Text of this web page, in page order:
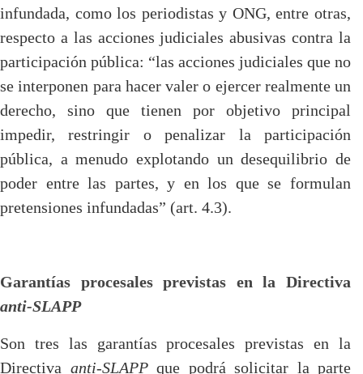
infundada, como los periodistas y ONG, entre otras,
respecto a las acciones judiciales abusivas contra la
participación pública: “las acciones judiciales que no
se interponen para hacer valer o ejercer realmente un
derecho, sino que tienen por objetivo principal
impedir, restringir o penalizar la participación
pública, a menudo explotando un desequilibrio de
poder entre las partes, y en los que se formulan
pretensiones infundadas” (art. 4.3).
Garantías procesales previstas en la Directiva
anti-SLAPP
Son tres las garantías procesales previstas en la
Directiva anti-SLAPPque podrá solicitar la parte